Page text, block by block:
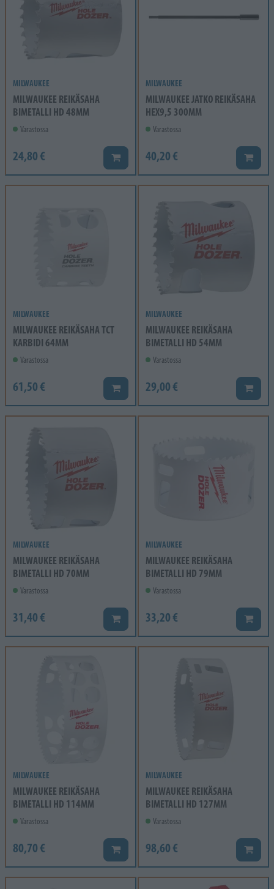
MILWAUKEE
MILWAUKEE REIKÄSAHA
BIMETALLI HD 48MM
Varastossa
24,80 € Lisää koriin
MILWAUKEE
MILWAUKEE JATKO REIKÄSAHA
HEX9,5 300MM
Varastossa
40,20 € Lisää
MILWAUKEE
MILWAUKEE REIKÄSAHA TCT
KARBIDI 64MM
Varastossa
61,50 € Lisää koriin
MILWAUKEE
MILWAUKEE REIKÄSAHA
BIMETALLI HD 54MM
Varastossa
29,00 € Lisää
MILWAUKEE
MILWAUKEE REIKÄSAHA
BIMETALLI HD 70MM
Varastossa
31,40 € Lisää koriin
MILWAUKEE
MILWAUKEE REIKÄSAHA
BIMETALLI HD 79MM
Varastossa
33,20 € Lisää
MILWAUKEE
MILWAUKEE REIKÄSAHA
BIMETALLI HD 114MM
Varastossa
80,70 € Lisää koriin
MILWAUKEE
MILWAUKEE REIKÄSAHA
BIMETALLI HD 127MM
Varastossa
98,60 € Lisää